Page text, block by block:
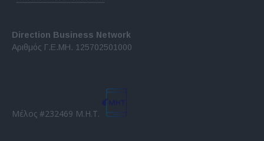
Direction Business Network
Αριθμός Γ.Ε.ΜΗ. 125702501000
Μέλος #232469 Μ.Η.Τ.